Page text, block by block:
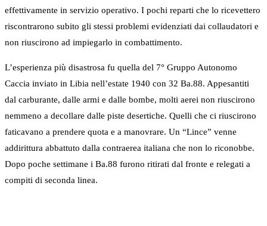
effettivamente in servizio operativo. I pochi reparti che lo ricevettero
riscontrarono subito gli stessi problemi evidenziati dai collaudatori e
non riuscirono ad impiegarlo in combattimento.
L’esperienza più disastrosa fu quella del 7° Gruppo Autonomo
Caccia inviato in Libia nell’estate 1940 con 32 Ba.88. Appesantiti
dal carburante, dalle armi e dalle bombe, molti aerei non riuscirono
nemmeno a decollare dalle piste desertiche. Quelli che ci riuscirono
faticavano a prendere quota e a manovrare. Un “Lince” venne
addirittura abbattuto dalla contraerea italiana che non lo riconobbe.
Dopo poche settimane i Ba.88 furono ritirati dal fronte e relegati a
compiti di seconda linea.